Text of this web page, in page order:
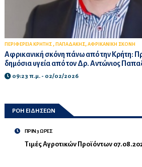
ΠΕΡΙΦΕΡΕΙΑ ΚΡΗΤΗΣ , ΠΑΠΑΔΑΚΗΣ, ΑΦΡΙΚΑΝΙΚΗ ΣΚΟΝΗ
Αφρικανική σκόνη πάνω από την Κρήτη:
δημόσια υγεία από τον Δρ. Αντώνιος
09:23 π.μ. - 02/02/2026
ΡΟΗ ΕΙΔΗΣΕΩΝ
ΠΡΙΝ 3 ΩΡΕΣ
Τιμές Αγροτικών Προϊόντων